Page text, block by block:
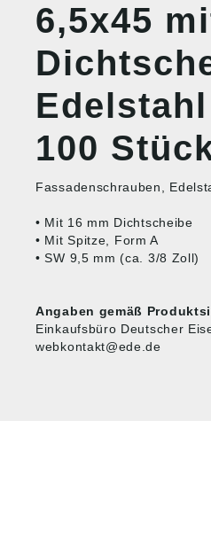
6,5x45
100
Fassadenschrauben,
• Mit 16 mm Dichtscheibe
• Mit Spitze, Form A
• SW 9,5 mm (ca. 3/8 Zoll)
Angaben gemäß
Einkaufsbüro Deutscher
webkontakt@ede.de